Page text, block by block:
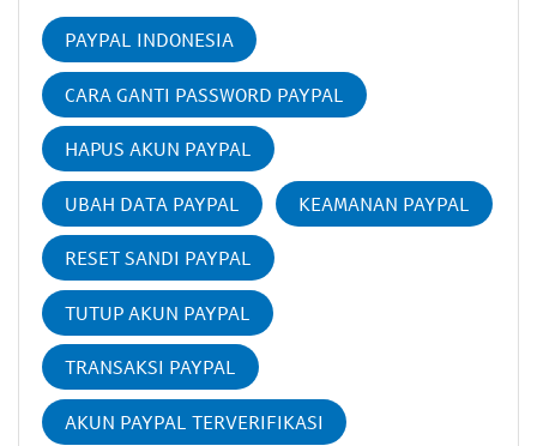
PAYPAL INDONESIA
CARA GANTI PASSWORD PAYPAL
HAPUS AKUN PAYPAL
UBAH DATA PAYPAL KEAMANAN PAYPAL
RESET SANDI PAYPAL
TUTUP AKUN PAYPAL
TRANSAKSI PAYPAL
AKUN PAYPAL TERVERIFIKASI